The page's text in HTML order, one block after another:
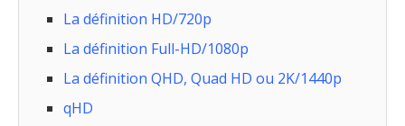
La définition HD/720p
La définition Full-HD/1080p
La définition QHD, Quad HD ou 2K/1440p
qHD